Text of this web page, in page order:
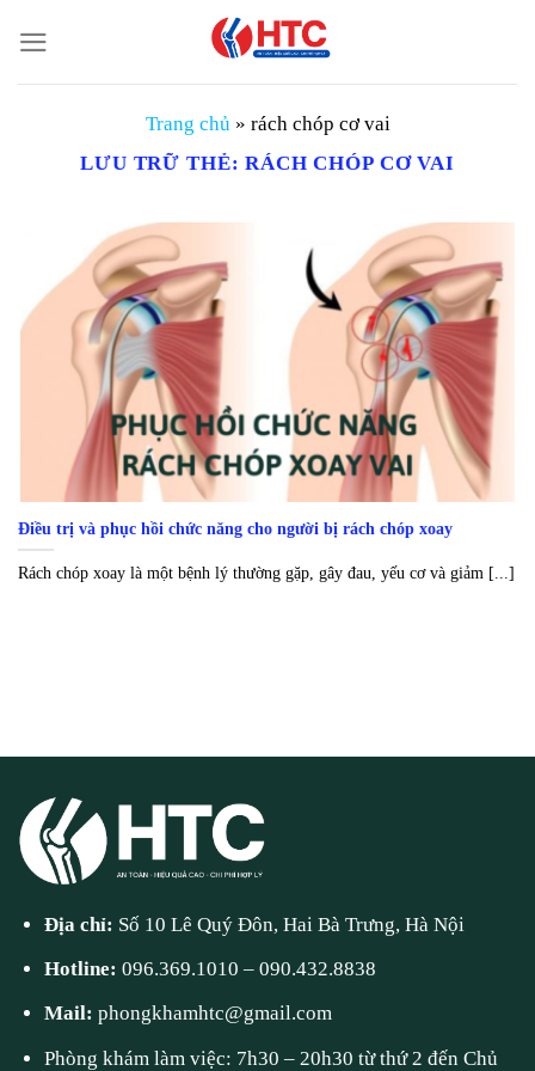
đến
nội
Trang chủ » rách chóp cơ vai
LƯU TRỮ THẺ:RÁCH CHÓP CƠ VAI
Điều trị và phục hồi chức năng cho người bị rách chóp xoay
Rách chóp xoay là một bệnh lý thường gặp, gây đau, yếu cơ và giảm [...]
Địa chỉ: Số 10 Lê Quý Đôn, Hai Bà Trưng, Hà Nội
Hotline:096.369.1010 –090.432.8838
Mail:phongkhamhtc@gmail.com
Phòng khám làm việc: 7h30 – 20h30 từ thứ 2 đến Chủ